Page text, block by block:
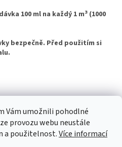
Vám umožnili pohodlné
provozu webu neustále
a použitelnost.Více informací
100 ml na každý 1 m3 (1000
bezpečně. Před použitím si